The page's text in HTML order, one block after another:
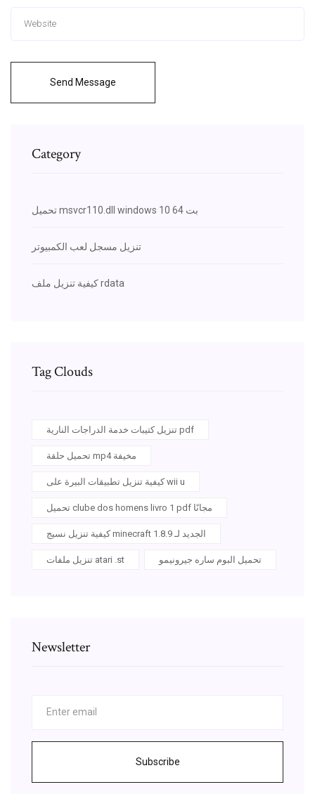
Send Message
Category
تحميل msvcr110.dll windows 10 64 بت
تنزيل مسجل لعب الكمبيوتر
كيفية تنزيل ملف rdata
Tag Clouds
تنزيل كتيبات خدمة الدراجات النارية pdf
تحميل حلقة mp4 مخيفة
كيفية تنزيل تطبيقات البيرة على wii u
تحميل clube dos homens livro 1 pdf مجانًا
كيفية تنزيل نسيج minecraft الجديد لـ 1.8.9
تنزيل ملفات atari .st تحميل البوم ساره جيرونيمو
Newsletter
Subscribe